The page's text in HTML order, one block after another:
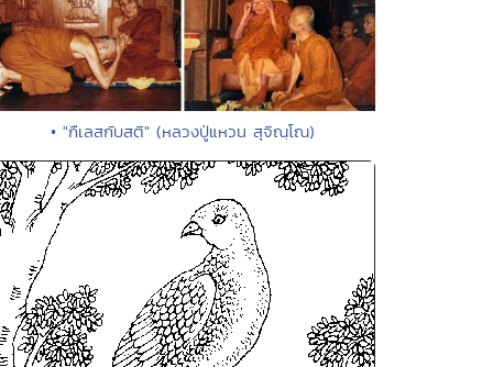
• "กืเลสกับสติ" (หลวงปู่แหวน สุจิณฺโณ)